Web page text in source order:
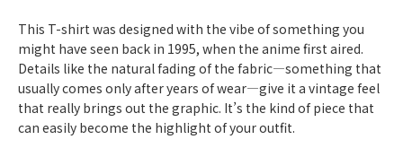
This T-shirt was designed with the vibe of something you
might have seen back in 1995, when the anime first aired.
Details like the natural fading of the fabric―something that
usually comes only after years of wear―give it a vintage feel
that really brings out the graphic. It’s the kind of piece that
can easily become the highlight of your outfit.